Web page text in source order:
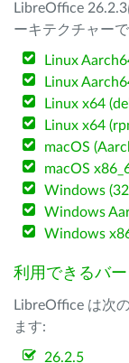
LibreOffice
ーキテクチャー
Linux
Linux
Linux x64
Linux x64
macOS
macOS
Windows
Windows
Windows
利用できるバ
LibreOffice は次
ます:
26.2.5